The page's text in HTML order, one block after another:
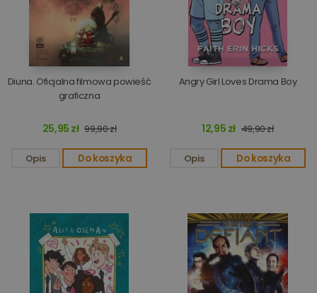
Diuna. Oficjalna filmowa powieść
graficzna
25,95 zł 99,90 zł
Opis Do koszyka
Angry Girl Loves Drama Boy
12,95 zł 49,90 zł
Opis Do koszyka